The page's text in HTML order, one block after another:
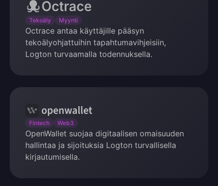
Tekoäly Myynti
Octrace
Octrace antaa käyttäjille pääsyn
tekoälyohjattuihin tapahtumavihjeisiin,
Logton turvaamalla todennuksella.
Fintech Web3
OpenWallet
OpenWallet suojaa digitaalisen omaisuuden
hallintaa ja sijoituksia Logton turvallisella
kirjautumisella.